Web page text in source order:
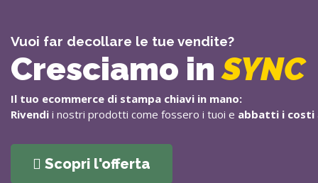
Vuoi far decollare le tue vendite?
Cresciamo inSYNC
Il tuo ecommerce di stampa chiavi in mano:
Rivendi i nostri prodotti come fossero i tuoi e abbatti i costi
Scopri l'offerta